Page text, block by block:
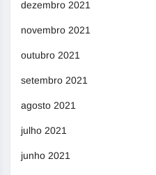
dezembro 2021
novembro 2021
outubro 2021
setembro 2021
agosto 2021
julho 2021
junho 2021